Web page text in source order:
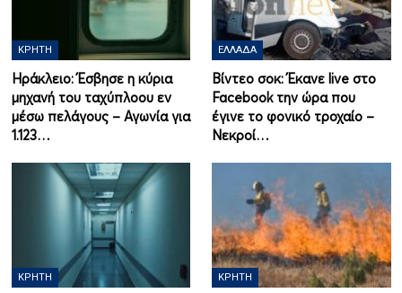
ΚΡΉΤΗ
Ηράκλειο: Έσβησε η κύρια
μηχανή του ταχύπλοου εν
μέσω πελάγους – Αγωνία για
1.123…
ΕΛΛΆΔΑ
Βίντεο σοκ: Έκανε live στο
Facebook την ώρα που
έγινε το φονικό τροχαίο –
Νεκροί…
ΚΡΉΤΗ ΚΡΉΤΗ